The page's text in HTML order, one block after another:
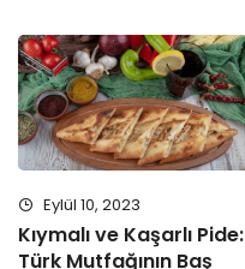
Eylül 10, 2023
Kıymalı ve Kaşarlı Pide:
Türk Mutfağının Baş